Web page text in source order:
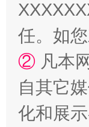
网上
任。如
② 凡本
自其它
化和展